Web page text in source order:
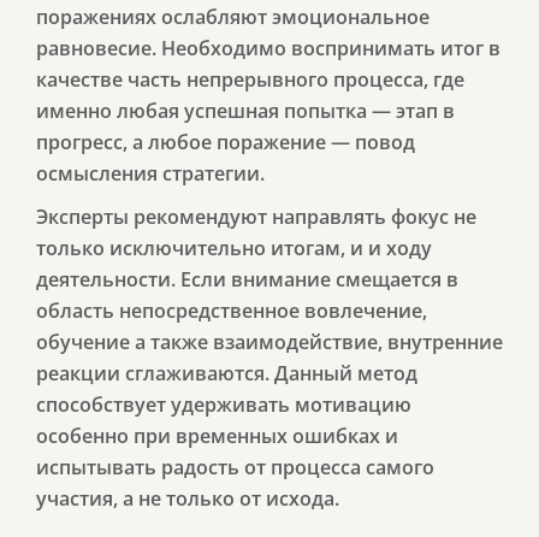
поражениях ослабляют эмоциональное
равновесие. Необходимо воспринимать итог в
качестве часть непрерывного процесса, где
именно любая успешная попытка — этап в
прогресс, а любое поражение — повод
осмысления стратегии.
Эксперты рекомендуют направлять фокус не
только исключительно итогам, и и ходу
деятельности. Если внимание смещается в
область непосредственное вовлечение,
обучение а также взаимодействие, внутренние
реакции сглаживаются. Данный метод
способствует удерживать мотивацию
особенно при временных ошибках и
испытывать радость от процесса самого
участия, а не только от исхода.